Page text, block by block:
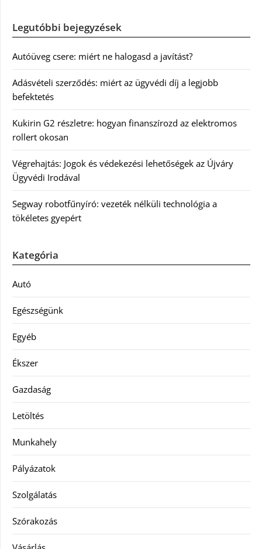
Legutóbbi bejegyzések
Autóüveg csere: miért ne halogasd a javítást?
Adásvételi szerződés: miért az ügyvédi díj a legjobb
befektetés
Kukirin G2 részletre: hogyan finanszírozd az elektromos
rollert okosan
Végrehajtás: Jogok és védekezési lehetőségek az Újváry
Ügyvédi Irodával
Segway robotfűnyíró: vezeték nélküli technológia a
tökéletes gyepért
Kategória
Autó
Egészségünk
Egyéb
Ékszer
Gazdaság
Letöltés
Munkahely
Pályázatok
Szolgálatás
Szórakozás